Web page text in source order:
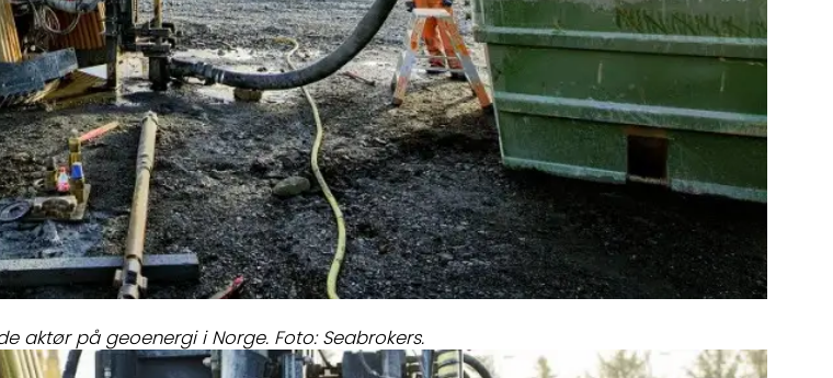
aktør på geoenergi i Norge. Foto: Seabrokers.